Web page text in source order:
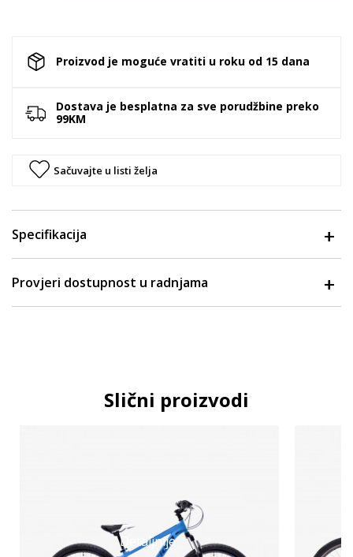
Proizvod je moguće vratiti u roku od 15 dana
Dostava je besplatna za sve porudžbine preko
99KM
Sačuvajte u listi želja
Specifikacija
Provjeri dostupnost u radnjama
Slični proizvodi
Detaljnije